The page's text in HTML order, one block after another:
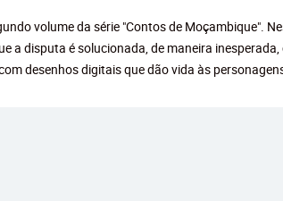
volume da série "Contos de Moçambique".
a disputa é solucionada, de maneira
desenhos digitais que dão vida às